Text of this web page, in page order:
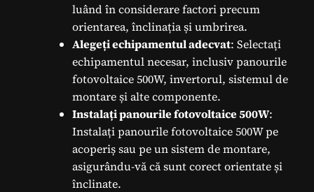
luând în considerare factori precum
orientarea, înclinația și umbrirea.
Alegeți echipamentul adecvat: Selectați
echipamentul necesar, inclusiv panourile
fotovoltaice 500W, invertorul, sistemul de
montare și alte componente.
Instalați panourile fotovoltaice 500W:
Instalați panourile fotovoltaice 500W pe
acoperiș sau pe un sistem de montare,
asigurându-vă că sunt corect orientate și
înclinate.